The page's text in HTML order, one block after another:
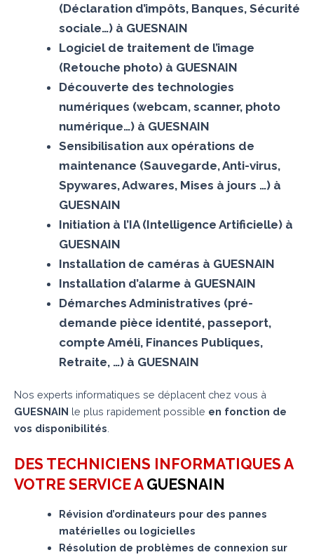
(Déclaration d’impôts, Banques, Sécurité
sociale…) à GUESNAIN
Logiciel de traitement de l’image
(Retouche photo) à GUESNAIN
Découverte des technologies
numériques (webcam, scanner, photo
numérique…) à GUESNAIN
Sensibilisation aux opérations de
maintenance (Sauvegarde, Anti-virus,
Spywares, Adwares, Mises à jours …) à
GUESNAIN
Initiation à l’IA (Intelligence Artificielle) à
GUESNAIN
Installation de caméras à GUESNAIN
Installation d’alarme à GUESNAIN
Démarches Administratives (pré-
demande pièce identité, passeport,
compte Améli, Finances Publiques,
Retraite, …) à GUESNAIN
Nos experts informatiques se déplacent chez vous à
GUESNAIN le plus rapidement possible en fonction de
vos disponibilités.
DES TECHNICIENS INFORMATIQUES A
VOTRE SERVICE A GUESNAIN
Révision d’ordinateurs pour des pannes
matérielles ou logicielles
Résolution de problèmes de connexion sur